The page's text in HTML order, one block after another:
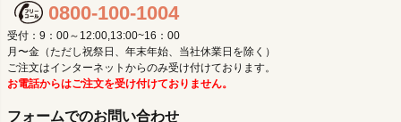
0800-100-1004
受付：9：00～12:00,13:00~16：00
月〜金（ただし祝祭日、年末年始、当社休業日を除く）
ご注文はインターネットからのみ受け付けております。
お電話からはご注文を受け付けておりません。
フォームでのお問い合わせ